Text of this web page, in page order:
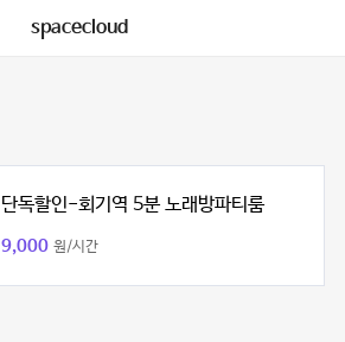
spacecloud
단독할인-회기역 5분 노래방파티룸
9,000 원/시간